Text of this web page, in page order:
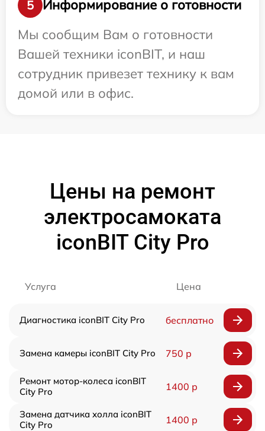
5
Информирование о готовности
Мы сообщим Вам о готовности
Вашей техники iconBIT, и наш
сотрудник привезет технику к вам
домой или в офис.
Цены на ремонт
электросамоката
iconBIT City Pro
Услуга Цена
Диагностика iconBIT City Pro бесплатно
Замена камеры iconBIT City Pro 750 р
Ремонт мотор-колеса iconBIT
City Pro
1400 р
Замена датчика холла iconBIT
City Pro
1400 р